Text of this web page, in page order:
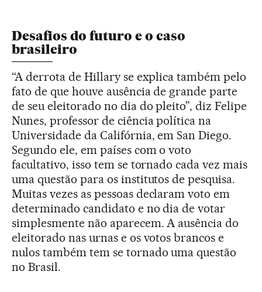
Desafios do futuro e o caso
brasileiro
“A derrota de Hillary se explica também pelo
fato de que houve ausência de grande parte
de seu eleitorado no dia do pleito”, diz Felipe
Nunes, professor de ciência política na
Universidade da Califórnia, em San Diego.
Segundo ele, em países com o voto
facultativo, isso tem se tornado cada vez mais
uma questão para os institutos de pesquisa.
Muitas vezes as pessoas declaram voto em
determinado candidato e no dia de votar
simplesmente não aparecem. A ausência do
eleitorado nas urnas e os votos brancos e
nulos também tem se tornado uma questão
no Brasil.